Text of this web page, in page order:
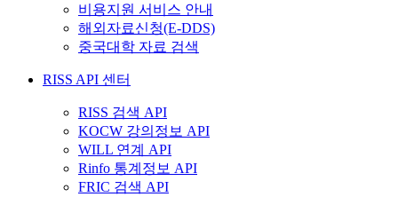
비용지원 서비스 안내
해외자료신청(E-DDS)
중국대학 자료 검색
RISS API 센터
RISS 검색 API
KOCW 강의정보 API
WILL 연계 API
Rinfo 통계정보 API
FRIC 검색 API